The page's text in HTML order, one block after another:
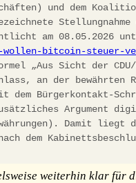
und dem
Stellungnahme
am 08.05.2026
wollen-bitcoin-steuer-
„Aus Sicht der CDU/
an der bewährten
Bürgerkontakt-
Argument
Damit liegt
dem
weiterhin klar für